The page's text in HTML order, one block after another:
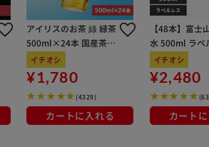
アイリスのお茶 綠 緑茶
500ml×24本 国産茶葉
100％使用
イチオシ
¥1,780
(4329)
カートに入れる
【48本】富士
水 500ml ラベ
イチオシ
¥2,480
カート